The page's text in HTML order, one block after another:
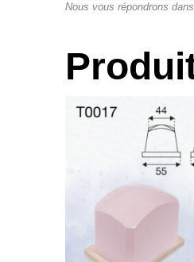
Nous vous répondrons